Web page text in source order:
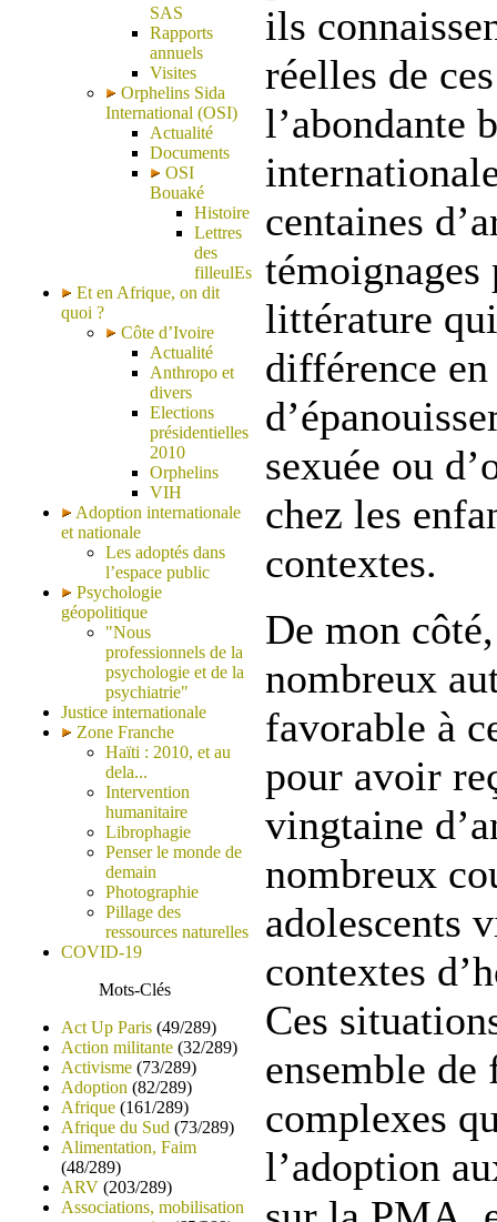
SAS
Rapports
annuels
Visites
Orphelins Sida
International (OSI)
Actualité
Documents
OSI
Bouaké
Histoire
Lettres
des
filleulEs
Et en Afrique, on dit
quoi ?
Côte d’Ivoire
Actualité
Anthropo et
divers
Elections
présidentielles
2010
Orphelins
VIH
Adoption internationale
et nationale
Les adoptés dans
l’espace public
Psychologie
géopolitique
"Nous
professionnels de la
psychologie et de la
psychiatrie"
Justice internationale
Zone Franche
Haïti : 2010, et au
dela...
Intervention
humanitaire
Librophagie
Penser le monde de
demain
Photographie
Pillage des
ressources naturelles
COVID-19
Mots-Clés
Act Up Paris (49/289)
Action militante (32/289)
Activisme (73/289)
Adoption (82/289)
Afrique (161/289)
Afrique du Sud (73/289)
Alimentation, Faim
(48/289)
ARV (203/289)
Associations, mobilisation
ils
réelles de
l’abondante
centaines
littérature
différence
sexuée ou
chez les
contextes.
De mon
nombreux
favorable à
pour avoir
vingtaine
nombreux
adolescents
contextes
Ces
ensemble de
complexes
l’adoption